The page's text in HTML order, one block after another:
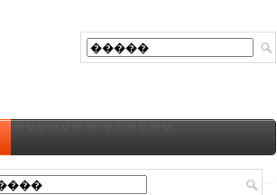
������ � ������